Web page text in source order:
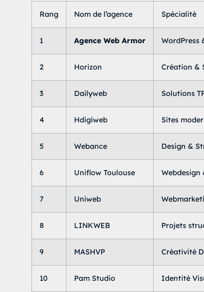
Rang Nom de l’agence Spécialité
1 Agence Web Armor WordPress
2 Horizon Création &
3 Dailyweb Solutions
4 Hdigiweb Sites
5 Webance Design &
6 Uniflow Toulouse Webdesign
7 Uniweb
8 LINKWEB Projets
9 MASHVP Créativité
10 Pam Studio Identité